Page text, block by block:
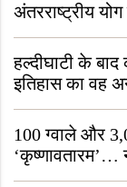
अंतरराष्ट्रीय
हल्दीघाटी के
इतिहास का वह
जीवित है
100 ग्वाले और
‘कृष्णावतारम’…
“ऐसा तो सिर्फ़